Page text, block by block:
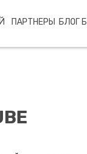
ПАРТНЕРЫ БЛОГ